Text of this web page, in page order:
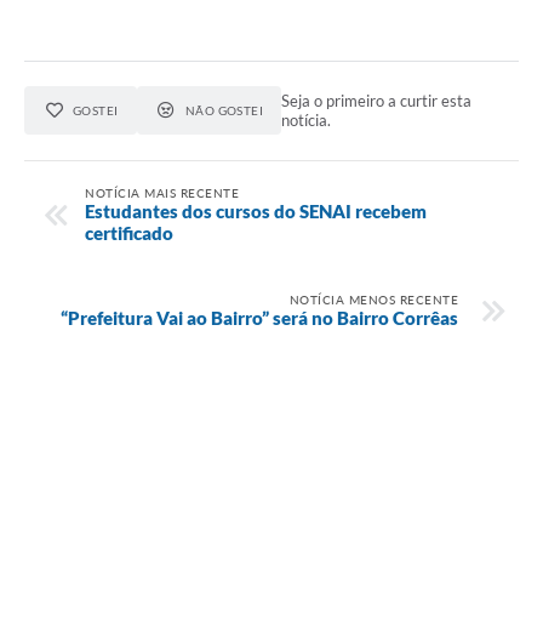
GOSTEI NÃO GOSTEI
Seja o primeiro a curtir esta
notícia.
NOTÍCIA MAIS RECENTE
Estudantes dos cursos do SENAI recebem
certificado
NOTÍCIA MENOS RECENTE
“Prefeitura Vai ao Bairro” será no Bairro Corrêas